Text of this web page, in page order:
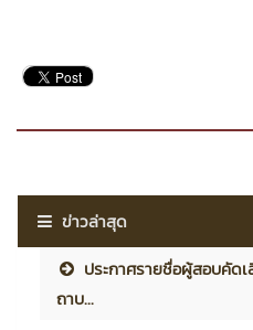
ข่าวล่าสุด
ประกาศรายชื่อผู้สอบคัด
ถาบ...